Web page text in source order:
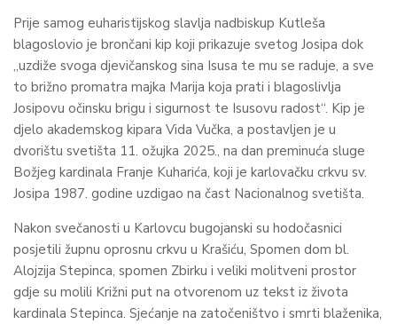
Prije samog euharistijskog slavlja nadbiskup Kutleša
blagoslovio je brončani kip koji prikazuje svetog Josipa dok
„uzdiže svoga djevičanskog sina Isusa te mu se raduje, a sve
to brižno promatra majka Marija koja prati i blagoslivlja
Josipovu očinsku brigu i sigurnost te Isusovu radost“. Kip je
djelo akademskog kipara Vida Vučka, a postavljen je u
dvorištu svetišta 11. ožujka 2025., na dan preminuća sluge
Božjeg kardinala Franje Kuharića, koji je karlovačku crkvu sv.
Josipa 1987. godine uzdigao na čast Nacionalnog svetišta.
Nakon svečanosti u Karlovcu bugojanski su hodočasnici
posjetili župnu oprosnu crkvu u Krašiću, Spomen dom bl.
Alojzija Stepinca, spomen Zbirku i veliki molitveni prostor
gdje su molili Križni put na otvorenom uz tekst iz života
kardinala Stepinca. Sjećanje na zatočeništvo i smrti blaženika,